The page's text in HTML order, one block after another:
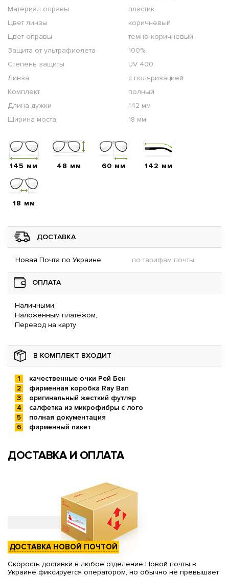
Материал оправы
пластик
Цвет линзы
коричневый
Цвет оправы
темно-коричневый
Защита от ультрафиолета
100%
Степень защиты
UV 400
Линза
с поляризацией
Комплект
полный
Длина дужки
142 мм
Ширина моста
18 мм
145 мм 48 мм 60 мм 142 мм
18 мм
ДОСТАВКА
Новая Почта по Украине по тарифам почты
ОПЛАТА
Наличными,
Наложенным платежом,
Перевод на карту
В КОМПЛЕКТ ВХОДИТ
качественные очки Рей Бен
фирменная коробка Ray Ban
оригинальный жесткий футляр
салфетка из микрофибры с лого
полная документация
фирменный пакет
ДОСТАВКА И ОПЛАТА
ДОСТАВКА НОВОЙ ПОЧТОЙ
Скорость доставки в любое отделение Новой почты в
Украине фиксируется оператором, но обычно не превышает